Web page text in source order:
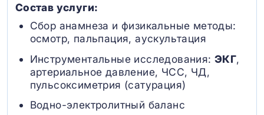
Состав услуги:
Сбор анамнеза и физикальные методы:
осмотр, пальпация, аускультация
Инструментальные исследования: ЭКГ,
артериальное давление, ЧСС, ЧД,
пульсоксиметрия (сатурация)
Водно-электролитный баланс